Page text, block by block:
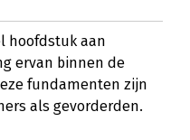
hoofdstuk aan
ervan binnen de
fundamenten zijn
als gevorderden.